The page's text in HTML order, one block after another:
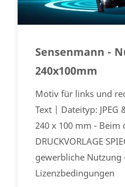
Sensenmann -
240x100mm
Motiv für links und
Text | Dateityp: JPEG
240 x 100 mm - Beim
DRUCKVORLAGE
gewerbliche Nutzung
Lizenzbedingungen